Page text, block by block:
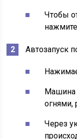
Чтобы
Автозапуск
Машина
огнями,
Через